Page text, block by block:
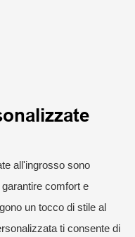
all'ingrosso sono
comfort e
un tocco di stile al
ti consente di